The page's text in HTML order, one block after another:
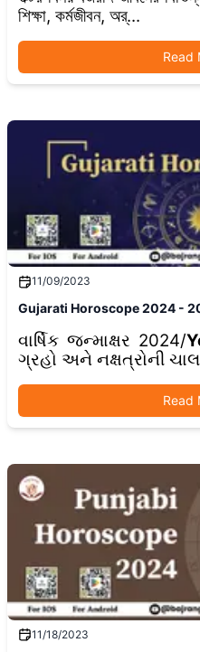
শিক্ষা, কর্মজীবন, অর্...
Read
11/09/2023
Gujarati Horoscope 2024 -
વાર્ષિક જન્માક્ષર 2024/
ગ્રહો અને નક્ષત્રોની
Read
11/18/2023